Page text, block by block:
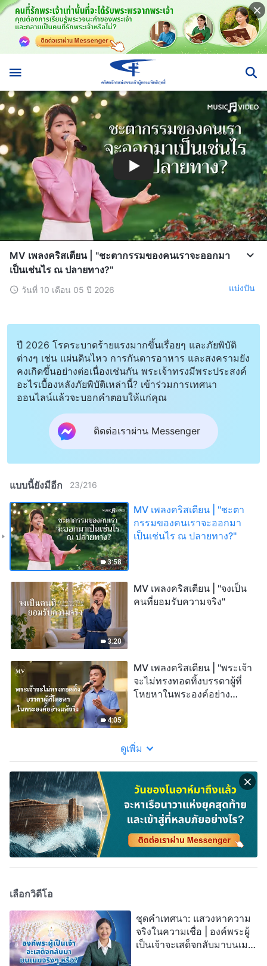
MV เพลงคริสเตียน | "ชะตากรรมของคนเราจะออกมา
เป็นเช่นไร ณ ปลายทาง?"
วันที่ 10 เดือน 05 ปี 2026 แบ่งปัน
ปี 2026 โรคระบาดร้ายแรงมากขึ้นเรื่อยๆ และภัยพิบัติ
ต่างๆ เช่น แผ่นดินไหว การกันดารอาหาร และสงครามยัง
คงเกิดขึ้นอย่างต่อเนื่องเช่นกัน พระเจ้าทรงมีพระประสงค์
อะไรเบื้องหลังภัยพิบัติเหล่านี้? เข้าร่วมการเทศนา
ออนไลน์แล้วจะบอกคำตอบให้แก่คุณ
ติดต่อเราผ่าน Messenger
แบบนี้ยังมีอีก 23/216
3:58
MV เพลงคริสเตียน | "ชะตา
กรรมของคนเราจะออกมา
เป็นเช่นไร ณ ปลายทาง?"
3:20
MV เพลงคริสเตียน | "จงเป็น
คนที่ยอมรับความจริง"
4:05
MV เพลงคริสเตียน | "พระเจ้า
จะไม่ทรงทอดทิ้งบรรดาผู้ที่
โหยหาในพระองค์อย่าง
ดูเพิ่ม
เลือกวิดีโอ
ชุดคำเทศนา: แสวงหาความ
จริงในความเชื่อ | องค์พระผู้
เป็นเจ้าจะเสด็จกลับมาบนเมฆ